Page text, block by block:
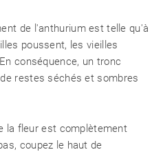
de l'anthurium est telle qu'à
poussent, les vieilles
conséquence, un tronc
restes séchés et sombres
la fleur est complètement
coupez le haut de